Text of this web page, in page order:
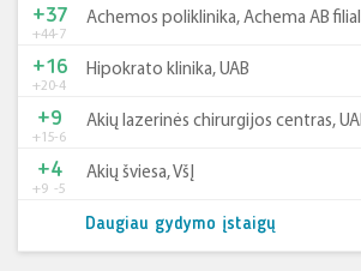
+44-7
+37 Achemos poliklinika, Achema AB
+20-4
+16 Hipokrato klinika, UAB
+15-6
+9 Akių lazerinės chirurgijos centras,
+9 -5
+4 Akių šviesa, VšĮ
Daugiau gydymo įstaigų